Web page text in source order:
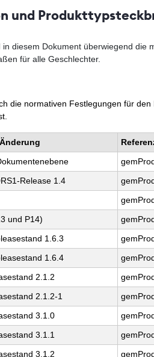
und
diesem Dokument überwiegend die
für alle Geschlechter.
die normativen Festlegungen für
Release 1.4
und P14)
1.6.3
1.6.4
2.1.2
2.1.2-1
3.1.0
3.1.1
3.1.2